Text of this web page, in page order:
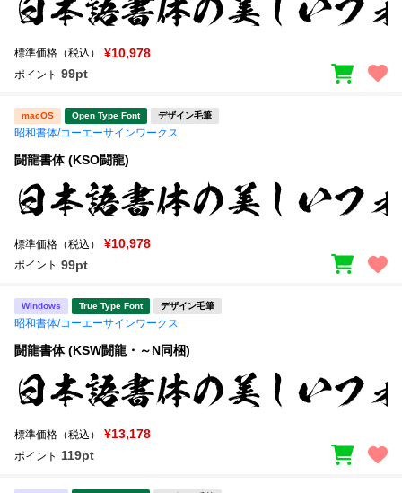
標準価格（税込） ¥10,978
ポイント 99pt
macOS Open Type Font デザイン毛筆
昭和書体/コーエーサインワークス
闘龍書体 (KSO闘龍)
標準価格（税込） ¥10,978
ポイント 99pt
Windows True Type Font デザイン毛筆
昭和書体/コーエーサインワークス
闘龍書体 (KSW闘龍・～N同梱)
標準価格（税込） ¥13,178
ポイント 119pt